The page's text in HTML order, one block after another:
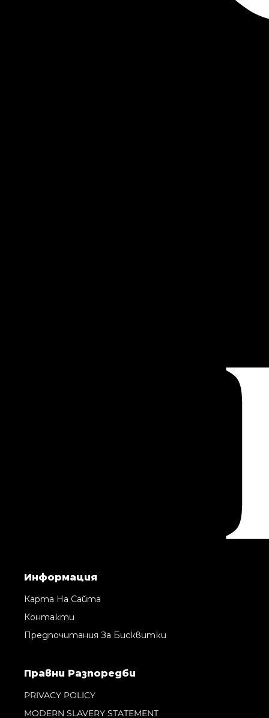
Информация
Карта На Сайта
Контакти
Предпочитания За Бисквитки
Правни Pазпоредби
PRIVACY POLICY
MODERN SLAVERY STATEMENT